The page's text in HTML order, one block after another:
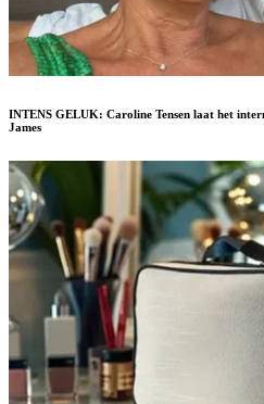
INTENS GELUK: Caroline Tensen laat het
James